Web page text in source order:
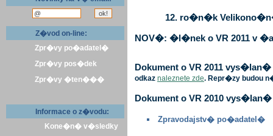
Z�vod on-line:
Zpr�vy po�adatel�
Zpr�vy pos�dek
Zpr�vy �ten���
Informace o z�vodu:
Kone�n� v�sledky
12. ro�n�k
NOV�: �l�nek o VR 2011 v
Dokument o VR 2011
odkaz naleznete zde. Repr�zy budou
Dokument o VR 2010
Zpravodajstv� po�adatel�